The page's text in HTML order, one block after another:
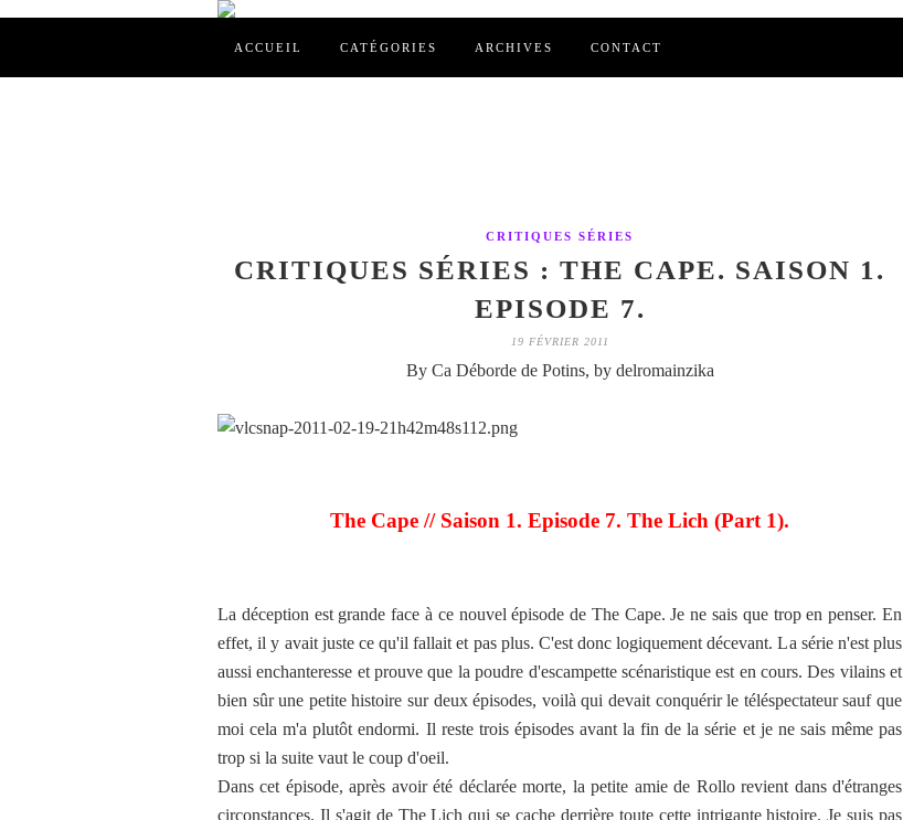
ACCUEIL CATÉGORIES ARCHIVES CONTACT
CRITIQUES SÉRIES
CRITIQUES SÉRIES : THE CAPE. SAISON 1.
EPISODE 7.
19 FÉVRIER 2011
By Ca Déborde de Potins, by delromainzika
The Cape // Saison 1. Episode 7. The Lich (Part 1).
La déception est grande face à ce nouvel épisode de The Cape. Je ne sais que trop en penser. En
effet, il y avait juste ce qu'il fallait et pas plus. C'est donc logiquement décevant. La série n'est plus
aussi enchanteresse et prouve que la poudre d'escampette scénaristique est en cours. Des vilains et
bien sûr une petite histoire sur deux épisodes, voilà qui devait conquérir le téléspectateur sauf que
moi cela m'a plutôt endormi. Il reste trois épisodes avant la fin de la série et je ne sais même pas
trop si la suite vaut le coup d'oeil.
Dans cet épisode, après avoir été déclarée morte, la petite amie de Rollo revient dans d'étranges
circonstances. Il s'agit de The Lich qui se cache derrière toute cette intrigante histoire. Je suis pas